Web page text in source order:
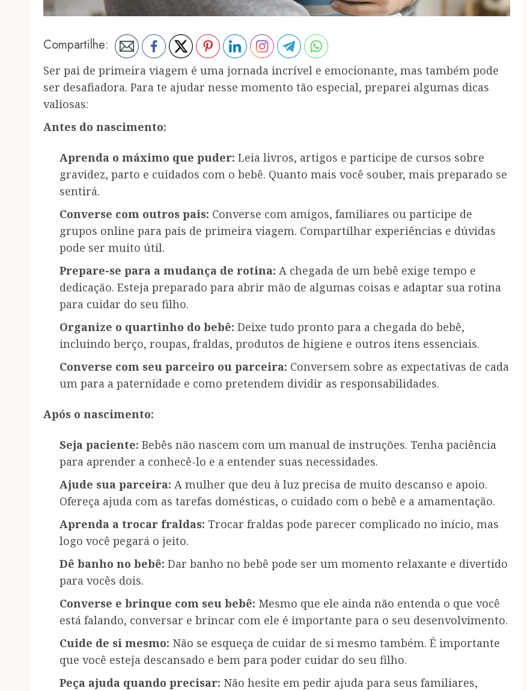
Compartilhe:
Ser pai de primeira viagem é uma jornada incrível e emocionante, mas também pode
ser desafiadora. Para te ajudar nesse momento tão especial, preparei algumas dicas
valiosas:
Antes do nascimento:
Aprenda o máximo que puder: Leia livros, artigos e participe de cursos sobre
gravidez, parto e cuidados com o bebê. Quanto mais você souber, mais preparado se
sentirá.
Converse com outros pais: Converse com amigos, familiares ou participe de
grupos online para pais de primeira viagem. Compartilhar experiências e dúvidas
pode ser muito útil.
Prepare-se para a mudança de rotina: A chegada de um bebê exige tempo e
dedicação. Esteja preparado para abrir mão de algumas coisas e adaptar sua rotina
para cuidar do seu filho.
Organize o quartinho do bebê: Deixe tudo pronto para a chegada do bebê,
incluindo berço, roupas, fraldas, produtos de higiene e outros itens essenciais.
Converse com seu parceiro ou parceira: Conversem sobre as expectativas de cada
um para a paternidade e como pretendem dividir as responsabilidades.
Após o nascimento:
Seja paciente: Bebês não nascem com um manual de instruções. Tenha paciência
para aprender a conhecê-lo e a entender suas necessidades.
Ajude sua parceira: A mulher que deu à luz precisa de muito descanso e apoio.
Ofereça ajuda com as tarefas domésticas, o cuidado com o bebê e a amamentação.
Aprenda a trocar fraldas: Trocar fraldas pode parecer complicado no início, mas
logo você pegará o jeito.
Dê banho no bebê: Dar banho no bebê pode ser um momento relaxante e divertido
para vocês dois.
Converse e brinque com seu bebê: Mesmo que ele ainda não entenda o que você
está falando, conversar e brincar com ele é importante para o seu desenvolvimento.
Cuide de si mesmo: Não se esqueça de cuidar de si mesmo também. É importante
que você esteja descansado e bem para poder cuidar do seu filho.
Peça ajuda quando precisar: Não hesite em pedir ajuda para seus familiares,